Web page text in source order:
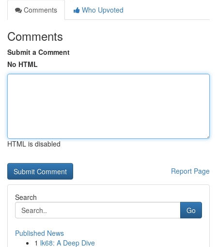
Comments
Who Upvoted
Comments
Submit a Comment
No HTML
HTML is disabled
Report Page
Search
Go
Published News
1 lk68: A Deep Dive